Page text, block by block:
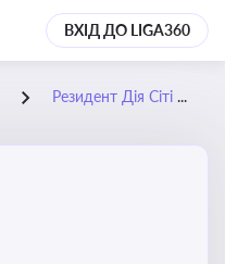
ВХІД ДО LIGA360
Резидент Дія Сіті